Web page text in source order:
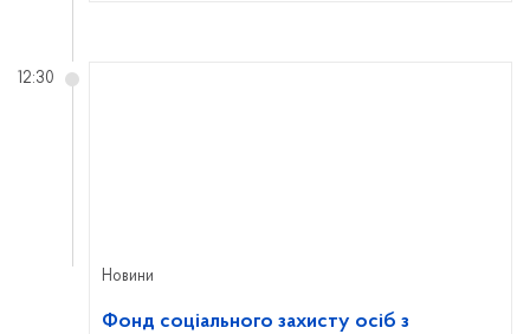
Новини
Фонд соціального захисту осіб з
12:30